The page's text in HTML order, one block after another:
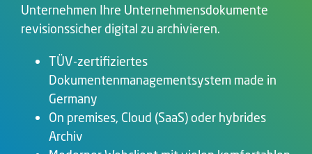
Unternehmen Ihre Unternehmensdokumente
revisionssicher digital zu archivieren.
TÜV-zertifiziertes
Dokumentenmanagementsystem made in
Germany
On premises, Cloud (SaaS) oder hybrides
Archiv